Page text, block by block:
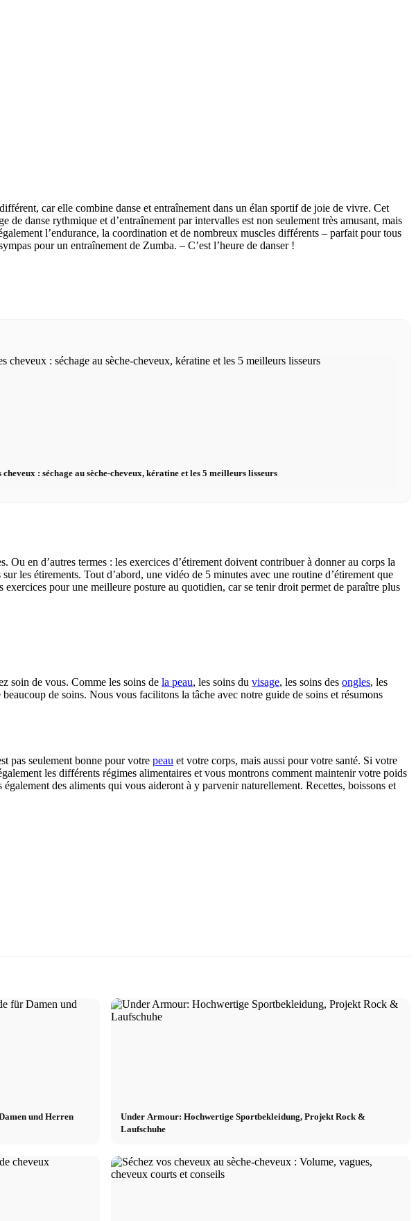
car elle combine danse et entraînement dans un élan sportif de joie de vivre. Cet
danse rythmique et d’entraînement par intervalles est non seulement très amusant, mais
l’endurance, la coordination et de nombreux muscles différents – parfait pour tous
pour un entraînement de Zumba. – C’est l’heure de danser !
cheveux : séchage au sèche-cheveux, kératine et les 5 meilleurs lisseurs
en d’autres termes : les exercices d’étirement doivent contribuer à donner au corps la
les étirements. Tout d’abord, une vidéo de 5 minutes avec une routine d’étirement que
pour une meilleure posture au quotidien, car se tenir droit permet de paraître plus
soin de vous. Comme les soins de la peau, les soins du visage, les soins des ongles, les
beaucoup de soins. Nous vous facilitons la tâche avec notre guide de soins et résumons
pas seulement bonne pour votre peau et votre corps, mais aussi pour votre santé. Si votre
les différents régimes alimentaires et vous montrons comment maintenir votre poids
des aliments qui vous aideront à y parvenir naturellement. Recettes, boissons et
und Herren
Under Armour: Hochwertige Sportbekleidung, Projekt Rock &
Laufschuhe